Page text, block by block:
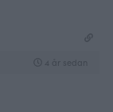
4 år sedan